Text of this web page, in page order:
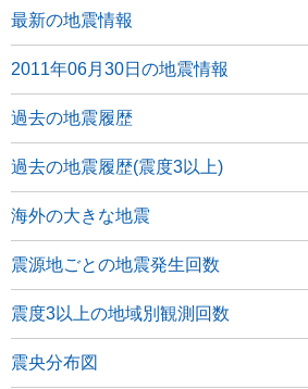
最新の地震情報
2011年06月30日の地震情報
過去の地震履歴
過去の地震履歴(震度3以上)
海外の大きな地震
震源地ごとの地震発生回数
震度3以上の地域別観測回数
震央分布図